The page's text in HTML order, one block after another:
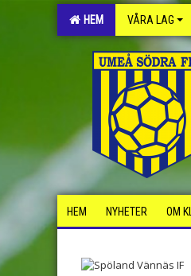
HEM VÅRA LAG
HEM NYHETER OM